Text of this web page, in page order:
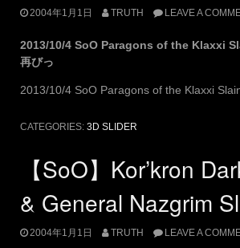
2004年1月1日 TRUTH LEAVE A
2013/10/4 SoO Paragons of the Klaxxi
再びっ
2013/10/4 SoO Paragons of the Klaxxi
CATEGORIES: 3D SLIDER
【SoO】Kor’kron
& General Nazgrim
2004年1月1日 TRUTH LEAVE A